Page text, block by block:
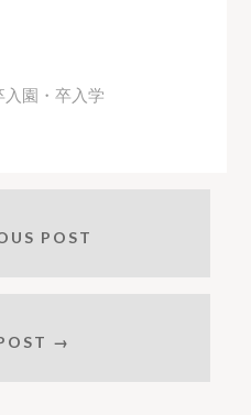
入園・卒入学
POST
→